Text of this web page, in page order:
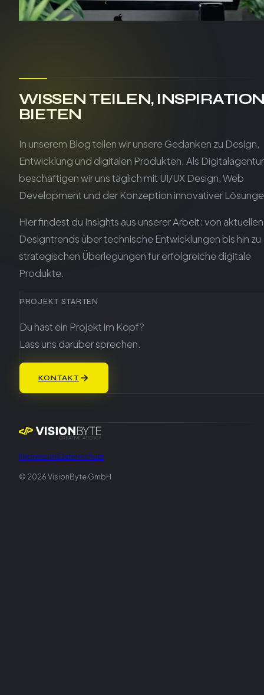
zwischen Funktion und Gefühl wird.
1. Dezember 2025· Min. Lesezeit
WISSEN TEILEN,
BIETEN
In unserem Blog teilen wir unsere Gedanken zu Design,
Entwicklung und digitalen Produkten. Als Digitalagentur
beschäftigen wir uns täglich mit UI/UX Design, Web
Development und der Konzeption innovativer
Hier findest du Insights aus unserer Arbeit: von aktuellen
Designtrends über technische Entwicklungen bis hin zu
strategischen Überlegungen für erfolgreiche digitale
Produkte.
PROJEKT STARTEN
Du hast ein Projekt im Kopf?
Lass uns darüber sprechen.
KONTAKT
ImpressumDatenschutz
© 2026VisionByte GmbH